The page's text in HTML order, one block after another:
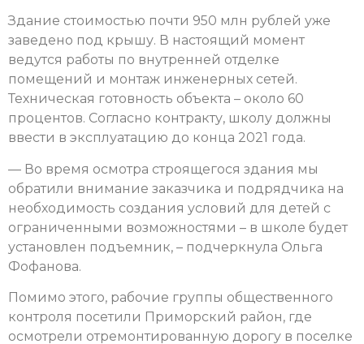
Здание стоимостью почти 950 млн рублей уже
заведено под крышу. В настоящий момент
ведутся работы по внутренней отделке
помещений и монтаж инженерных сетей.
Техническая готовность объекта – около 60
процентов. Согласно контракту, школу должны
ввести в эксплуатацию до конца 2021 года.
— Во время осмотра строящегося здания мы
обратили внимание заказчика и подрядчика на
необходимость создания условий для детей с
ограниченными возможностями – в школе будет
установлен подъемник, – подчеркнула Ольга
Фофанова.
Помимо этого, рабочие группы общественного
контроля посетили Приморский район, где
осмотрели отремонтированную дорогу в поселке